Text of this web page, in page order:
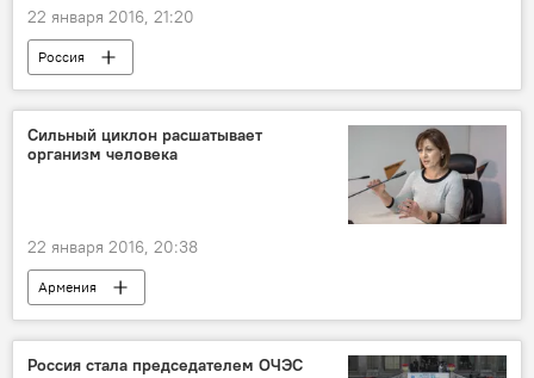
22 января 2016, 21:20
Россия
Сильный циклон расшатывает
организм человека
22 января 2016, 20:38
Армения
Россия стала председателем ОЧЭС